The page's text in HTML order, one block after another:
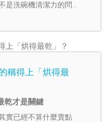
是洗碗機清潔力的問
具做完整的乾燥處理所
稱得上「烘得最
乾才是關鍵
實已經不算什麼賣點